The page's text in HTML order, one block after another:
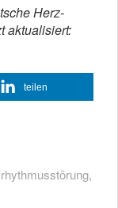
Herz-
aktualisiert:
teilen
,